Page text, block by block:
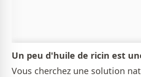
Un peu d'huile de ricin est
Vous cherchez une solution